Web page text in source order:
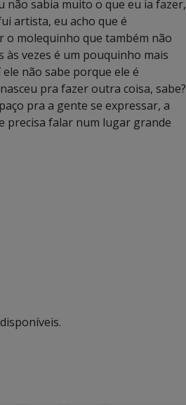
não sabia muito o que eu ia fazer,
artista, eu acho que é
o molequinho que também não
às vezes é um pouquinho mais
não sabe porque ele é
pra fazer outra coisa, sabe?
pra a gente se expressar, a
precisa falar num lugar grande